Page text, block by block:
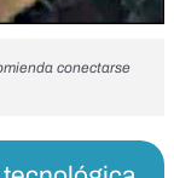
conectarse